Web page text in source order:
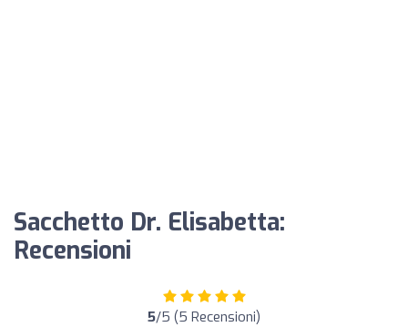
Sacchetto Dr. Elisabetta:
Recensioni
5/5 (5 Recensioni)